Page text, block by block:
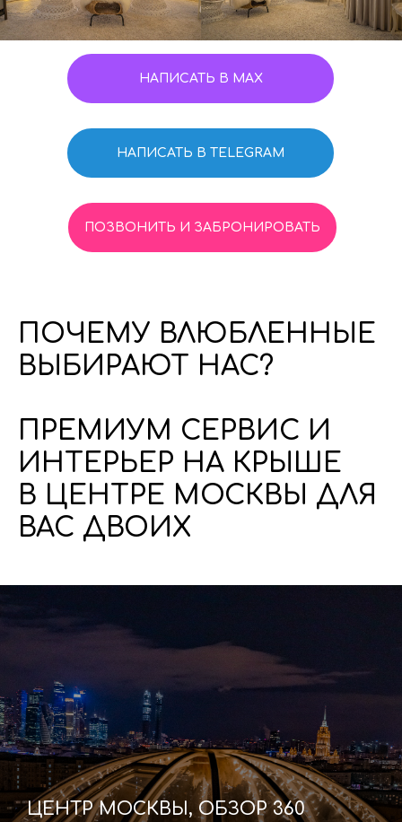
ПОЗВОНИТЬ И ЗАБРОНИРОВАТЬ
НАПИСАТЬ В MAX
НАПИСАТЬ В TELEGRAM
ПОЧЕМУ ВЛЮБЛЕННЫЕ
ВЫБИРАЮТ НАС?
ПРЕМИУМ СЕРВИС И
ИНТЕРЬЕР НА КРЫШЕ
В ЦЕНТРЕ МОСКВЫ ДЛЯ
ВАС ДВОИХ
ЦЕНТР МОСКВЫ, ОБЗОР 360